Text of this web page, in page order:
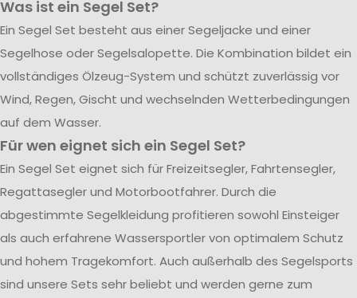
Was ist ein Segel Set?
Ein Segel Set besteht aus einer Segeljacke und einer
Segelhose oder Segelsalopette. Die Kombination bildet ein
vollständiges Ölzeug-System und schützt zuverlässig vor
Wind, Regen, Gischt und wechselnden Wetterbedingungen
auf dem Wasser.
Für wen eignet sich ein Segel Set?
Ein Segel Set eignet sich für Freizeitsegler, Fahrtensegler,
Regattasegler und Motorbootfahrer. Durch die
abgestimmte Segelkleidung profitieren sowohl Einsteiger
als auch erfahrene Wassersportler von optimalem Schutz
und hohem Tragekomfort. Auch außerhalb des Segelsports
sind unsere Sets sehr beliebt und werden gerne zum